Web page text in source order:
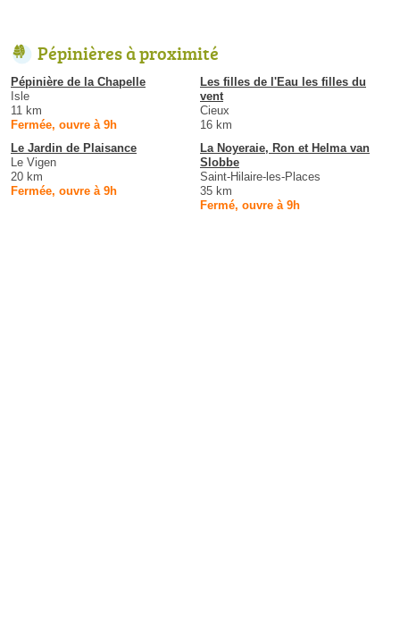
Pépinières à proximité
Pépinière de la Chapelle
Isle
11 km
Fermée, ouvre à 9h
Les filles de l'Eau les filles du
vent
Cieux
16 km
Le Jardin de Plaisance
Le Vigen
20 km
Fermée, ouvre à 9h
La Noyeraie, Ron et Helma van
Slobbe
Saint-Hilaire-les-Places
35 km
Fermé, ouvre à 9h